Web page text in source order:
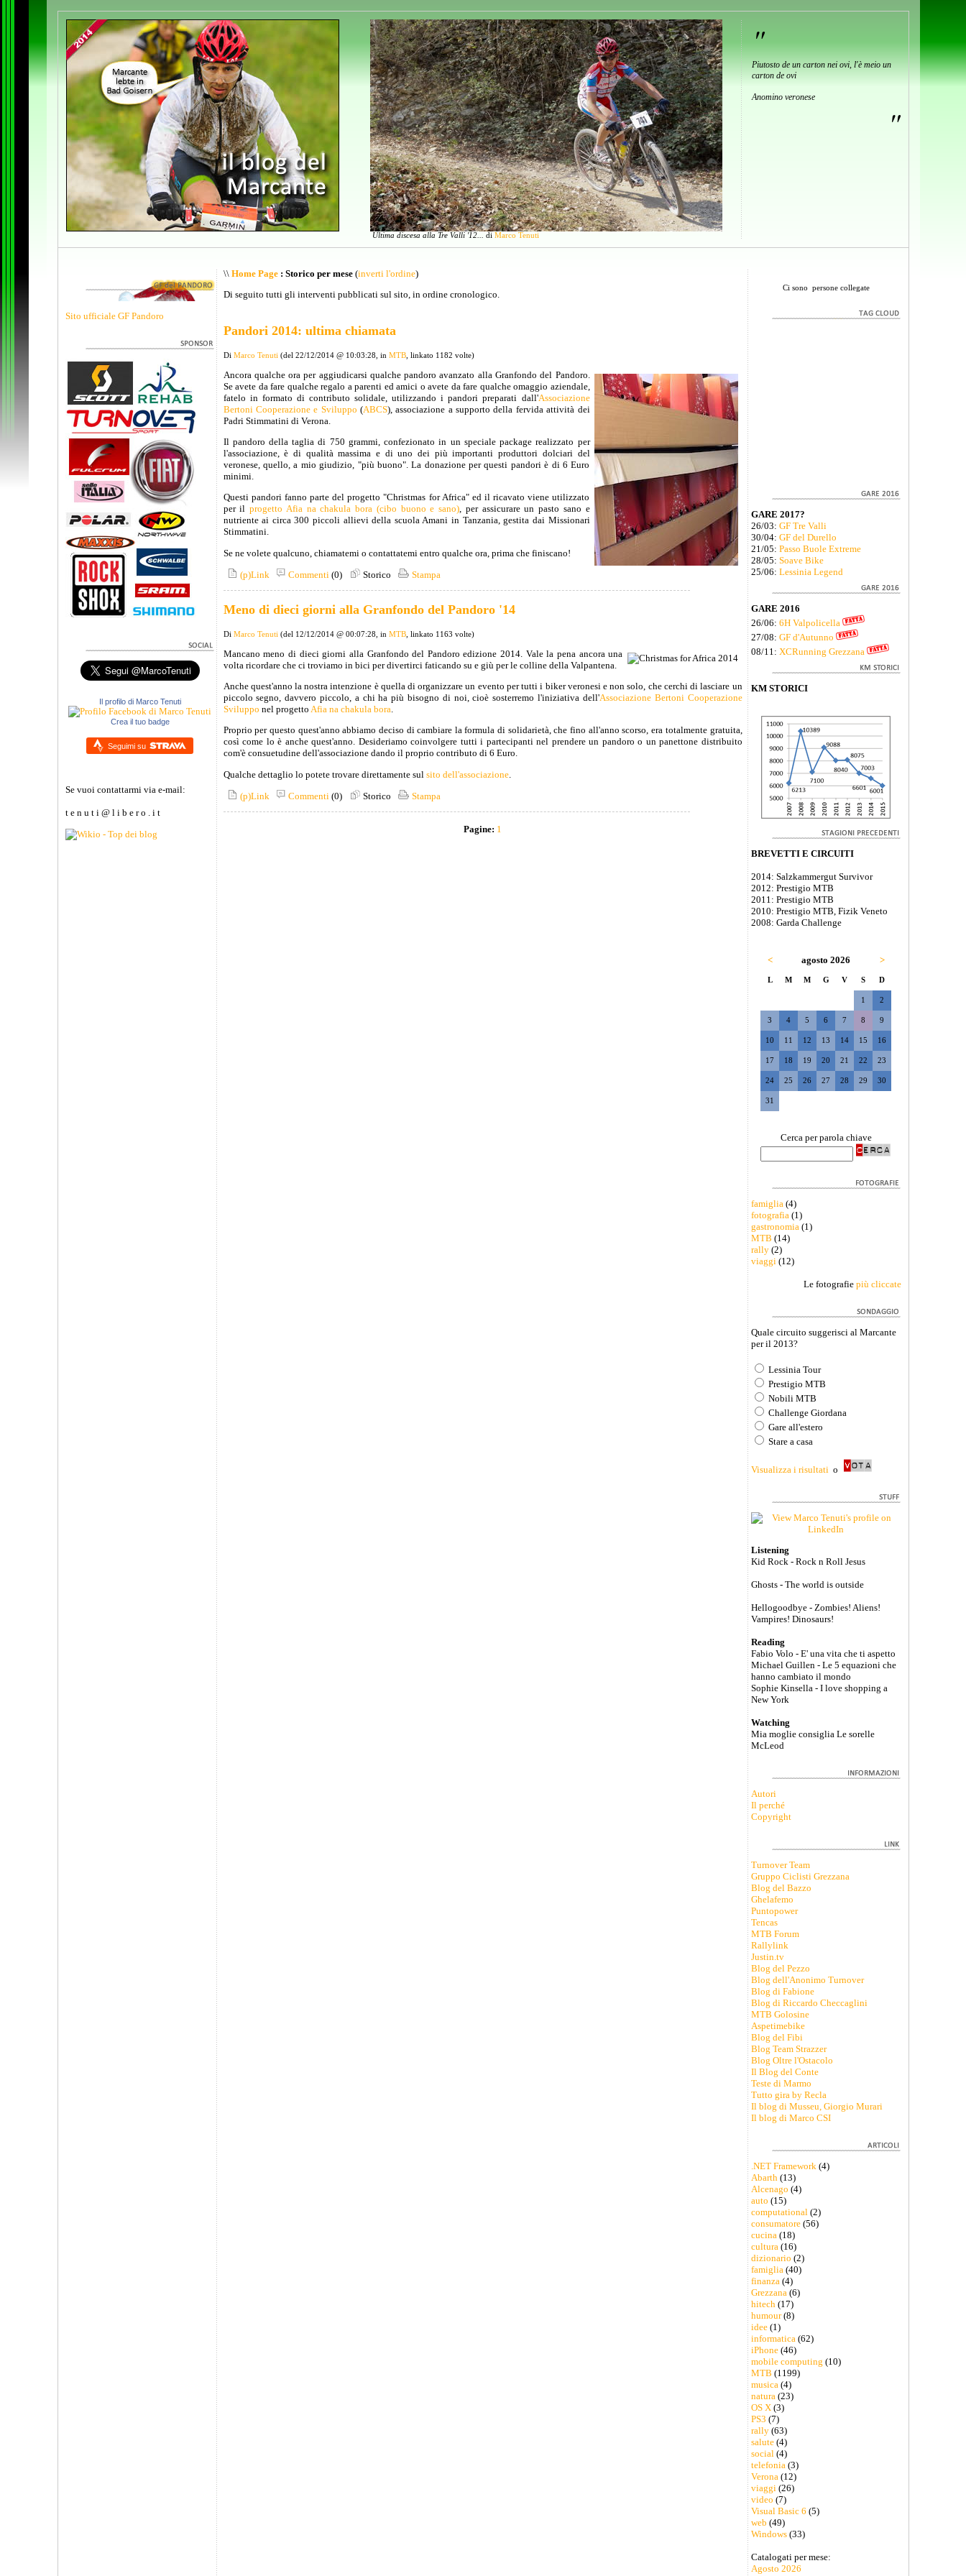
Ultima discesa alla Tre Valli '12... di Marco Tenuti
"
Piutosto de un carton nei ovi, l'è meio un
carton de ovi
Anomino veronese
"
Sito ufficiale GF Pandoro
Il profilo di Marco Tenuti
Crea il tuo badge
Seguimi su
Se vuoi contattarmi via e-mail:
t e n u t i @ l i b e r o . i t
\\ Home Page: Storico per mese(inverti l'ordine)
Di seguito tutti gli interventi pubblicati sul sito, in ordine cronologico.
Pandori 2014: ultima chiamata
Di Marco Tenuti(del 22/12/2014 @ 10:03:28, in MTB, linkato 1182 volte)
Ancora qualche ora per aggiudicarsi qualche pandoro avanzato alla Granfondo del Pandoro.
Se avete da fare qualche regalo a parenti ed amici o avete da fare qualche omaggio aziendale,
fatelo in formato di contributo solidale, utilizzando i pandori preparati dall'Associazione
Bertoni Cooperazione e Sviluppo (ABCS), associazione a supporto della fervida attività dei
Padri Stimmatini di Verona.
Il pandoro della taglia di 750 grammi, confezionato in un speciale package realizzato per
l'associazione, è di qualità massima e di uno dei più importanti produttori dolciari del
veronese, quello, a mio giudizio, "più buono". La donazione per questi pandori è di 6 Euro
minimi.
Questi pandori fanno parte del progetto "Christmas for Africa" ed il ricavato viene utilizzato
per il progetto Afia na chakula bora (cibo buono e sano), per assicurare un pasto sano e
nutriente ai circa 300 piccoli allievi della scuola Amani in Tanzania, gestita dai Missionari
Stimmatini.
Se ne volete qualcuno, chiamatemi o contattatemi entro qualche ora, prima che finiscano!
(p)Link Commenti (0) Storico Stampa
Meno di dieci giorni alla Granfondo del Pandoro '14
Di Marco Tenuti(del 12/12/2014 @ 00:07:28, in MTB, linkato 1163 volte)
Mancano meno di dieci giorni alla Granfondo del Pandoro edizione 2014. Vale la pena ancora una
volta ricordare che ci troviamo in bici per divertirci faticando su e giù per le colline della Valpantena.
Anche quest'anno la nostra intenzione è quella di organizzare un evento per tutti i biker veronesi e non solo, che cerchi di lasciare un
piccolo segno, davvero piccolo, a chi ha più bisogno di noi, cioè sosterremo l'iniziativa dell'Associazione Bertoni Cooperazione
Sviluppo nel progetto Afia na chakula bora
Proprio per questo quest'anno abbiamo deciso di cambiare la formula di solidarietà, che fino all'anno scorso, era totalmente gratuita,
così come lo è anche quest'anno. Desideriamo coinvolgere tutti i partecipanti nel prendere un pandoro o un panettone distribuito
com'è consuetudine dell'associazione dando il proprio contributo di 6 Euro.
Qualche dettaglio lo potete trovare direttamente sul sito dell'associazione.
(p)Link Commenti (0) Storico Stampa
Pagine: 1
Ci sono persone collegate
GARE 2017?
26/03: GF Tre Valli
30/04: GF del Durello
21/05: Passo Buole Extreme
28/05: Soave Bike
25/06: Lessinia Legend
GARE 2016
26/06: 6H Valpolicella
27/08: GF d'Autunno
08/11: XCRunning Grezzana
KM STORICI
BREVETTI E CIRCUITI
2014: Salzkammergut Survivor
2012: Prestigio MTB
2011: Prestigio MTB
2010: Prestigio MTB, Fizik Veneto
2008: Garda Challenge
< agosto 2026 >
L M M G V S D
1 2
3 4 5 6 7 8 9
10 11 12 13 14 15 16
17 18 19 20 21 22 23
24 25 26 27 28 29 30
31
Cerca per parola chiave
famiglia (4)
fotografia (1)
gastronomia (1)
MTB (14)
rally(2)
viaggi (12)
Le fotografie più cliccate
Quale circuito suggerisci al Marcante
per il 2013?
Lessinia Tour
Prestigio MTB
Nobili MTB
Challenge Giordana
Gare all'estero
Stare a casa
Visualizza i risultati o
Listening
Kid Rock - Rock n Roll Jesus
Ghosts - The world is outside
Hellogoodbye - Zombies! Aliens!
Vampires! Dinosaurs!
Reading
Fabio Volo - E' una vita che ti aspetto
Michael Guillen - Le 5 equazioni che
hanno cambiato il mondo
Sophie Kinsella - I love shopping a
New York
Watching
Mia moglie consiglia Le sorelle
McLeod
Autori
Il perché
Copyright
Turnover Team
Gruppo Ciclisti Grezzana
Blog del Bazzo
Ghelafemo
Puntopower
Tencas
MTB Forum
Rallylink
Justin.tv
Blog del Pezzo
Blog dell'Anonimo Turnover
Blog di Fabione
Blog di Riccardo Checcaglini
MTB Golosine
Aspetimebike
Blog del Fibi
Blog Team Strazzer
Blog Oltre l'Ostacolo
Il Blog del Conte
Teste di Marmo
Tutto gira by Recla
Il blog di Musseu, Giorgio Murari
Il blog di Marco CSI
.NET Framework(4)
Abarth(13)
Alcenago (4)
auto (15)
computational(2)
consumatore(56)
cucina(18)
cultura(16)
dizionario (2)
famiglia(40)
finanza(4)
Grezzana(6)
hitech(17)
humour(8)
idee(1)
informatica(62)
iPhone(46)
mobile computing (10)
MTB (1199)
musica(4)
natura(23)
OS X(3)
PS3 (7)
rally(63)
salute(4)
social(4)
telefonia(3)
Verona(12)
viaggi(26)
video (7)
Visual Basic 6 (5)
web (49)
Windows(33)
Catalogati per mese:
Agosto 2026